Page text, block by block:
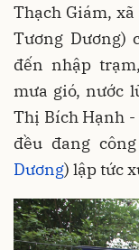
Thạch Giám,
Tương Dương)
đến nhập
mưa gió, nước
Thị Bích Hạnh -
đều đang
Dương) lập tức